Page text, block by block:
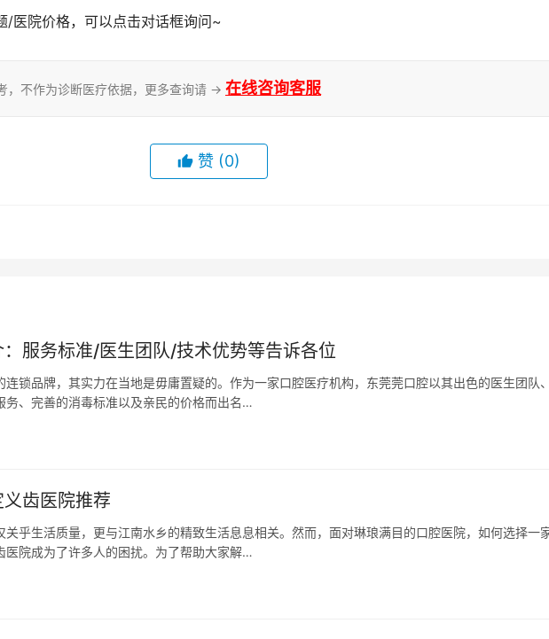
/医院价格，可以点击对话框询问~
，不作为诊断医疗依据，更多查询请 → 在线咨询客服
赞 (0)
服务标准/医生团队/技术优势等告诉各位
连锁品牌，其实力在当地是毋庸置疑的。作为一家口腔医疗机构，东莞莞口腔以其出色的医生团队
务、完善的消毒标准以及亲民的价格而出名…
齿医院推荐
关乎生活质量，更与江南水乡的精致生活息息相关。然而，面对琳琅满目的口腔医院，如何选择一
医院成为了许多人的困扰。为了帮助大家解…